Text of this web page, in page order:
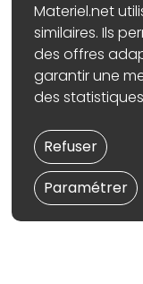
Materiel.net
similaires. Ils
des offres
garantir une
des
Paramétrer
Refuser